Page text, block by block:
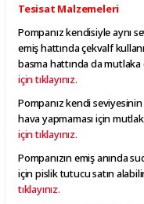
Tesisat Malzemeleri
Pompanız kendisiyle aynı
emiş hattında çekvalf
basma hattında da mutlaka
için tıklayınız.
Pompanız kendi
hava yapmaması için
için tıklayınız.
Pompanızın emiş anında
için pislik tutucu satın
tıklayınız.